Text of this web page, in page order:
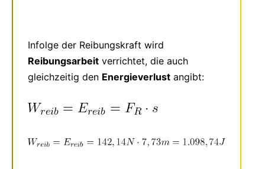
Infolge der Reibungskraft wird
Reibungsarbeit verrichtet, die auch
gleichzeitig den Energieverlust angibt: